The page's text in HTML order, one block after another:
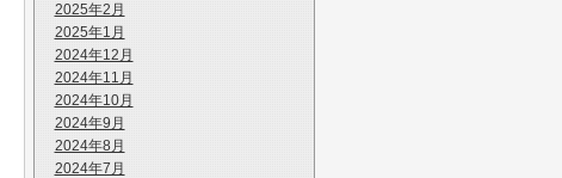
2025年2月
2025年1月
2024年12月
2024年11月
2024年10月
2024年9月
2024年8月
2024年7月